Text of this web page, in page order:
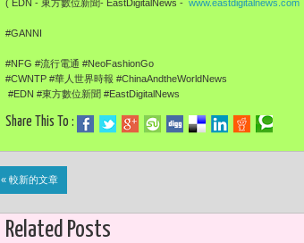
( EDN - 東方數位新聞- EastDigitalNews - www.eastdigitalnews.com
#GANNI
#NFG #流行電通 #NeoFashionGo
#CWNTP #華人世界時報 #ChinaAndtheWorldNews
#EDN #東方數位新聞 #EastDigitalNews
Share This To :
« 較新的文章
Related Posts